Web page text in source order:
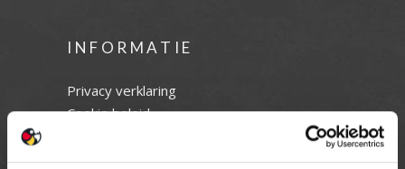
INFORMATIE
Privacy verklaring
Cookie beleid